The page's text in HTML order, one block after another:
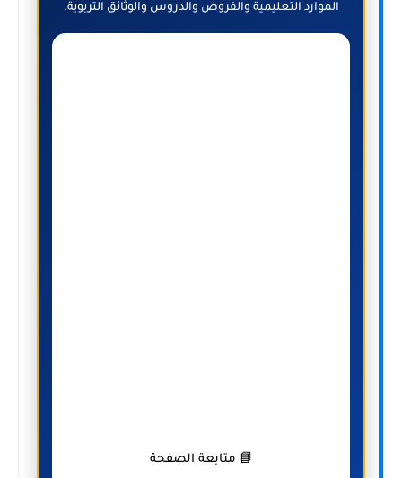
الموارد التعليمية والفروض والدروس والوثائق التربوية.
📘 متابعة الصفحة